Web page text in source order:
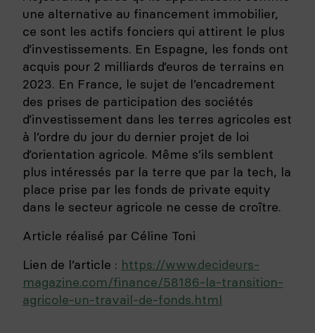
une alternative au financement immobilier,
ce sont les actifs fonciers qui attirent le plus
d’investissements. En Espagne, les fonds ont
acquis pour 2 milliards d’euros de terrains en
2023. En France, le sujet de l’encadrement
des prises de participation des sociétés
d’investissement dans les terres agricoles est
à l’ordre du jour du dernier projet de loi
d’orientation agricole. Même s’ils semblent
plus intéressés par la terre que par la tech, la
place prise par les fonds de private equity
dans le secteur agricole ne cesse de croître.
Article réalisé par Céline Toni
Lien de l’article : https://www.decideurs-
magazine.com/finance/58186-la-transition-
agricole-un-travail-de-fonds.html